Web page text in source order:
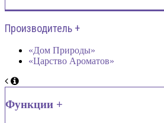
Производитель +
«Дом Природы»
«Царство Ароматов»
Функции +